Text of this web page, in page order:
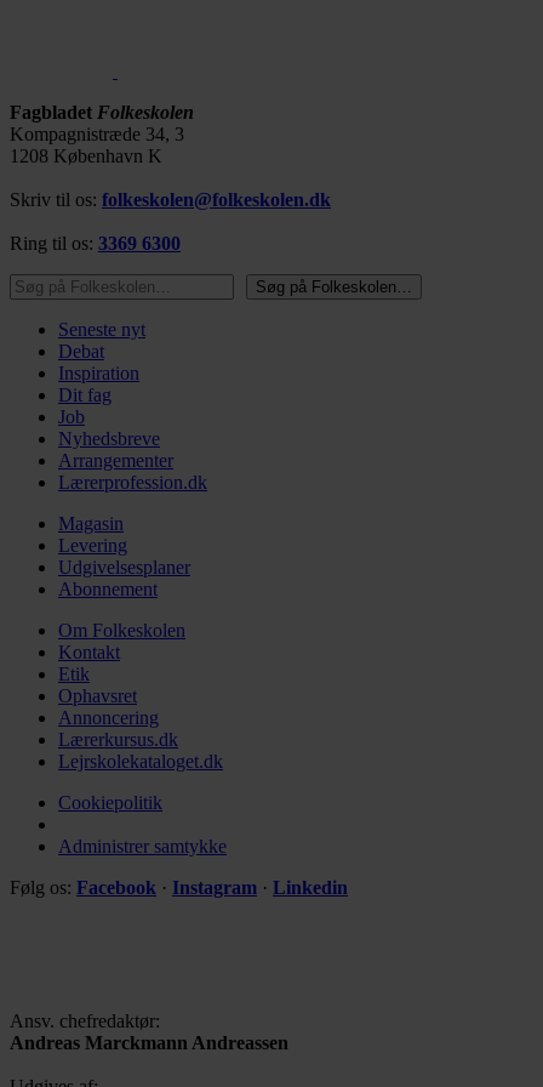
Fagbladet Folkeskolen
Kompagnistræde 34, 3
1208 København K
Skriv til os: folkeskolen@folkeskolen.dk
Ring til os: 3369 6300
Søg på Folkeskolen…
Søg på Folkeskolen…
Seneste nyt
Debat
Inspiration
Dit fag
Job
Nyhedsbreve
Arrangementer
Lærerprofession.dk
Magasin
Levering
Udgivelsesplaner
Abonnement
Om Folkeskolen
Kontakt
Etik
Ophavsret
Annoncering
Lærerkursus.dk
Lejrskolekataloget.dk
Cookiepolitik
Administrer samtykke
Følg os: Facebook · Instagram · Linkedin
Ansv. chefredaktør:
Andreas Marckmann Andreassen